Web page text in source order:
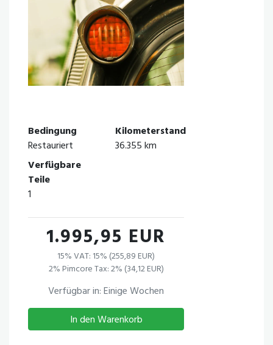
Bedingung
Restauriert
Kilometerstand
36.355 km
Verfügbare
Teile
1
1.995,95 EUR
15% VAT: 15% (255,89 EUR)
2% Pimcore Tax: 2% (34,12 EUR)
Verfügbar in: Einige Wochen
In den Warenkorb